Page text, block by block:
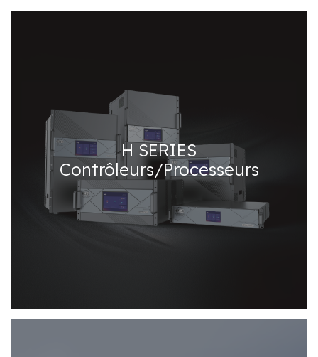
H SERIES
Contrôleurs/Processeurs